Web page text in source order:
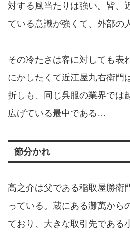
対する風当たりは強い。皆、
ている意識が強くて、外部の
その冷たさは客に対しても表
にかしたくて近江屋九右衛門
折しも、同じ呉服の業界では
広げている最中である…
節分かれ
高之介は父である稲取屋勝衛
っている。蔵にある灘萬から
ており、大きな取引先である